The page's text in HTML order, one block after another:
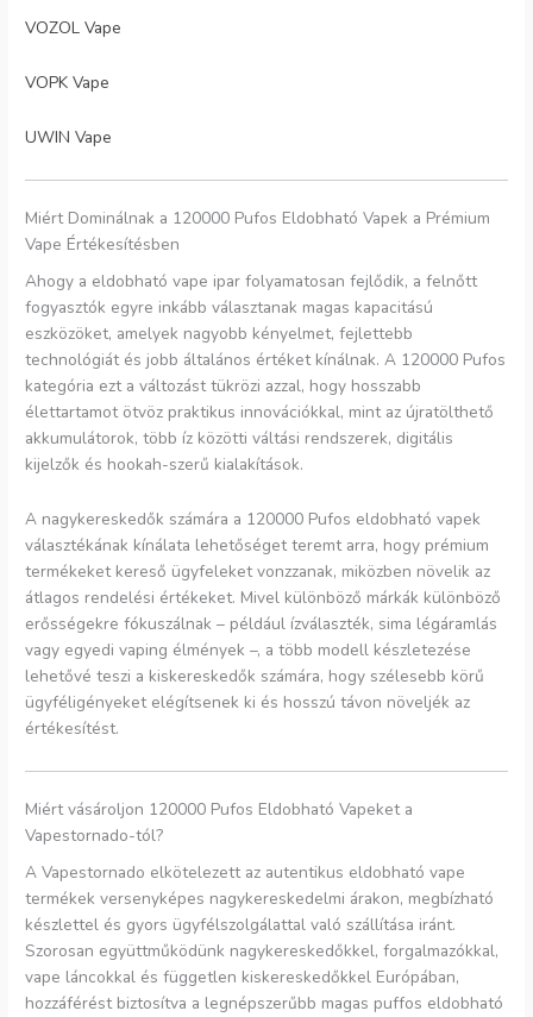
VOZOL Vape
VOPK Vape
UWIN Vape
Miért Dominálnak a 120000 Pufos Eldobható Vapek a Prémium
Vape Értékesítésben
Ahogy a eldobható vape ipar folyamatosan fejlődik, a felnőtt
fogyasztók egyre inkább választanak magas kapacitású
eszközöket, amelyek nagyobb kényelmet, fejlettebb
technológiát és jobb általános értéket kínálnak. A 120000 Pufos
kategória ezt a változást tükrözi azzal, hogy hosszabb
élettartamot ötvöz praktikus innovációkkal, mint az újratölthető
akkumulátorok, több íz közötti váltási rendszerek, digitális
kijelzők és hookah-szerű kialakítások.
A nagykereskedők számára a 120000 Pufos eldobható vapek
választékának kínálata lehetőséget teremt arra, hogy prémium
termékeket kereső ügyfeleket vonzzanak, miközben növelik az
átlagos rendelési értékeket. Mivel különböző márkák különböző
erősségekre fókuszálnak – például ízválaszték, sima légáramlás
vagy egyedi vaping élmények –, a több modell készletezése
lehetővé teszi a kiskereskedők számára, hogy szélesebb körű
ügyféligényeket elégítsenek ki és hosszú távon növeljék az
értékesítést.
Miért vásároljon 120000 Pufos Eldobható Vapeket a
Vapestornado-tól?
A Vapestornado elkötelezett az autentikus eldobható vape
termékek versenyképes nagykereskedelmi árakon, megbízható
készlettel és gyors ügyfélszolgálattal való szállítása iránt.
Szorosan együttműködünk nagykereskedőkkel, forgalmazókkal,
vape láncokkal és független kiskereskedőkkel Európában,
hozzáférést biztosítva a legnépszerűbb magas puffos eldobható